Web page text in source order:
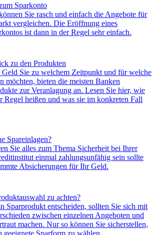
Sparkonto
Sie rasch und einfach die Angebote für
vergleichen. Die Eröffnung eines
ist dann in der Regel sehr einfach.
zu den Produkten
Geld Sie zu welchem Zeitpunkt und für welche
möchten, bieten die meisten Banken
zur Veranlagung an. Lesen Sie hier, wie
Regel heißen und was sie im konkreten Fall
Spareinlagen?
Sie alles zum Thema Sicherheit bei Ihrer
einmal zahlungsunfähig sein sollte
Absicherungen für Ihr Geld.
zu achten?
Sparprodukt entscheiden, sollten Sie sich mit
zwischen einzelnen Angeboten und
machen. Nur so können Sie sicherstellen,
geeignete Sparform zu wählen.